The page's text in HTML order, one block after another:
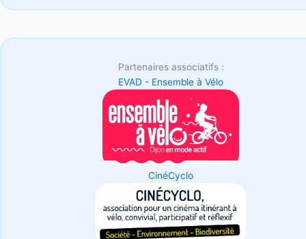
Partenaires associatifs :
EVAD - Ensemble à Vélo
CinéCyclo